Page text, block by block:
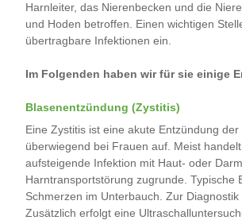
Harnleiter, das Nierenbecken und die
und Hoden betroffen. Einen wichtigen
übertragbare Infektionen ein.
Im Folgenden haben wir für sie einige
Blasenentzündung (Zystitis)
Eine Zystitis ist eine akute Entzündung
überwiegend bei Frauen auf. Meist
aufsteigende Infektion mit Haut- oder
Harntransportstörung zugrunde. Typische
Schmerzen im Unterbauch. Zur
Zusätzlich erfolgt eine